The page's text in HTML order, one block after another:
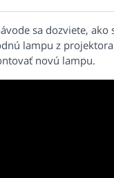
sa dozviete, ako
lampu z projektora
novú lampu.